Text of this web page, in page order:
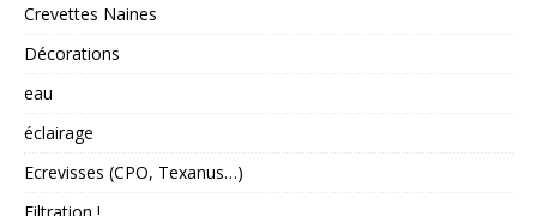
Crevettes Naines
Décorations
eau
éclairage
Ecrevisses (CPO, Texanus…)